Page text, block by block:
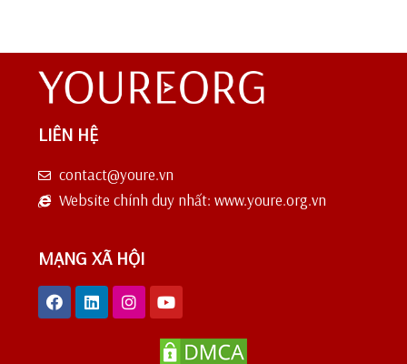
LIÊN HỆ
contact@youre.vn
Website chính duy nhất: www.youre.org.vn
MẠNG XÃ HỘI